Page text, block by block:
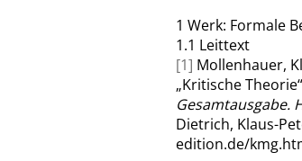
1 Werk: Formale
1.1 Leittext
[1] Mollenhauer,
„Kritische Theorie“
Gesamtausgabe.
Dietrich, Klaus-
edition.de/